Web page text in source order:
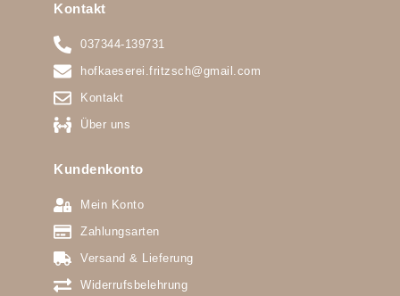
Kontakt
037344-139731
hofkaeserei.fritzsch@gmail.com
Kontakt
Über uns
Kundenkonto
Mein Konto
Zahlungsarten
Versand & Lieferung
Widerrufsbelehrung